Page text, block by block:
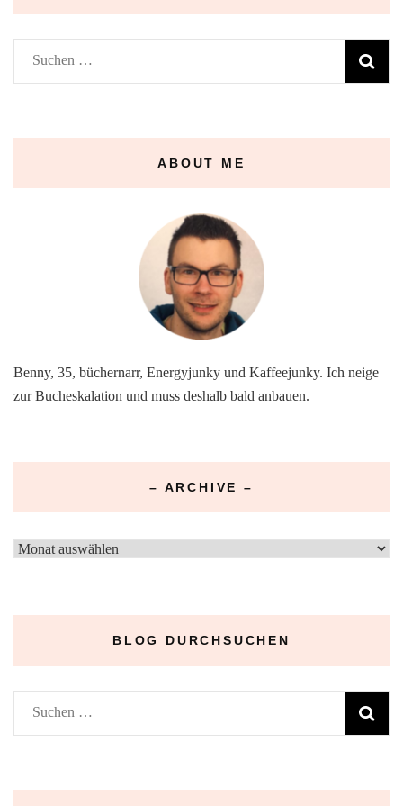
Suchen
nach:
ABOUT ME
Benny, 35, büchernarr, Energyjunky und Kaffeejunky. Ich neige
zur Bucheskalation und muss deshalb bald anbauen.
– ARCHIVE –
–
BLOG DURCHSUCHEN
Suchen
nach: